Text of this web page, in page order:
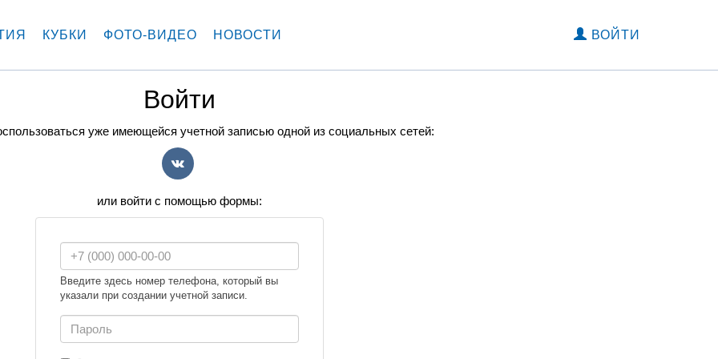
КУБКИ ФОТО-ВИДЕО НОВОСТИ ВОЙТИ
Войти
уже имеющейся учетной записью одной из социальных сетей:
или войти с помощью формы:
Введите здесь номер телефона, который вы
указали при создании учетной записи.